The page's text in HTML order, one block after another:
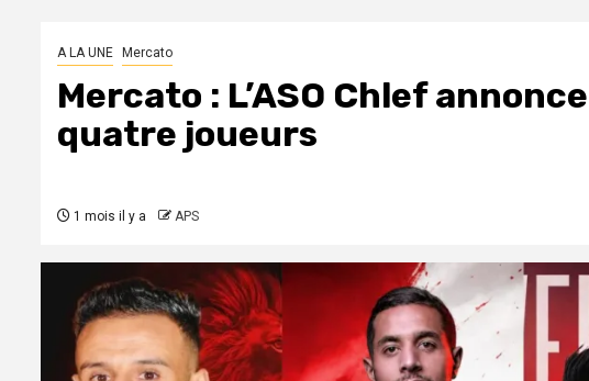
A LA UNE Mercato
Mercato : L’ASO Chlef
quatre joueurs
1 mois il y a APS